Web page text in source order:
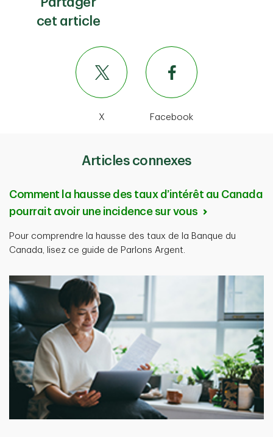
cet article
X Facebook
Articles connexes
Comment la hausse des taux d’intérêt au Canada
pourrait avoir une incidence sur vous
Pour comprendre la hausse des taux de la Banque du
Canada, lisez ce guide de Parlons Argent.